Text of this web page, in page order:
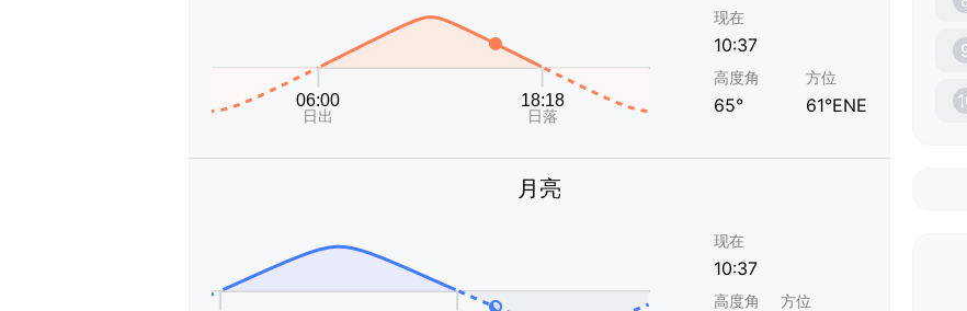
现在
10:37
高度角
65°
方位
61°ENE
月亮
现在
10:37
高度角 方位